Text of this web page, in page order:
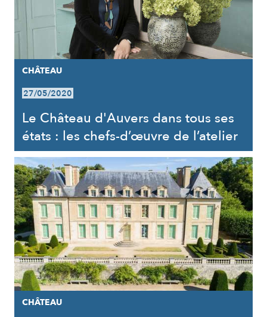
CHÂTEAU
27/05/2020
Le Château d'Auvers dans tous ses
états : les chefs-d’œuvre de l’atelier
CHÂTEAU